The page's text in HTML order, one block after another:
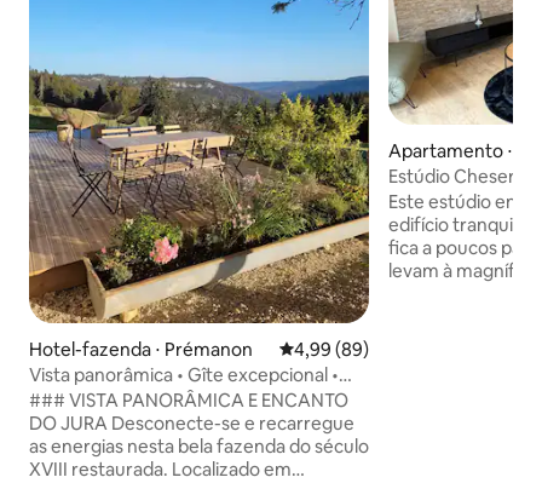
Hotel-fazenda ⋅ Prémanon 4,99 de uma avaliação média
4,99 (89)
Vista panorâmica • Gîte excepcional •
Estadia para 6 pessoas
### VISTA PANORÂMICA E ENCANTO
DO JURA Desconecte-se e recarregue
as energias nesta bela fazenda do século
XVIII restaurada. Localizado em
Apartamento ⋅
Estúdio Chesery
Este estúdio
edifício tranquilo
fica a poucos
levam à